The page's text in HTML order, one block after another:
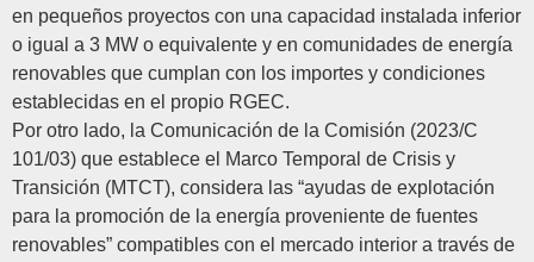
en pequeños proyectos con una capacidad instalada inferior
o igual a 3 MW o equivalente y en comunidades de energía
renovables que cumplan con los importes y condiciones
establecidas en el propio RGEC.
Por otro lado, la Comunicación de la Comisión (2023/C
101/03) que establece el Marco Temporal de Crisis y
Transición (MTCT), considera las “ayudas de explotación
para la promoción de la energía proveniente de fuentes
renovables” compatibles con el mercado interior a través de